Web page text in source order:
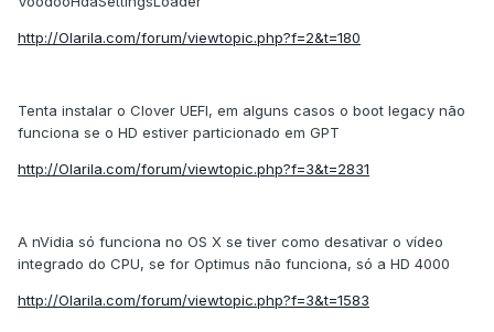
http://Olarila.com/forum/viewtopic.php?f=2&t=180
Tenta instalar o Clover UEFI, em alguns casos o boot legacy não
funciona se o HD estiver particionado em GPT
http://Olarila.com/forum/viewtopic.php?f=3&t=2831
A nVidia só funciona no OS X se tiver como desativar o vídeo
integrado do CPU, se for Optimus não funciona, só a HD 4000
http://Olarila.com/forum/viewtopic.php?f=3&t=1583